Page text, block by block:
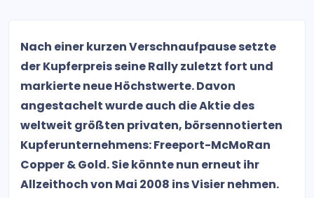
Nach einer kurzen Verschnaufpause setzte
der Kupferpreis seine Rally zuletzt fort und
markierte neue Höchstwerte. Davon
angestachelt wurde auch die Aktie des
weltweit größten privaten, börsennotierten
Kupferunternehmens: Freeport-McMoRan
Copper & Gold. Sie könnte nun erneut ihr
Allzeithoch von Mai 2008 ins Visier nehmen.